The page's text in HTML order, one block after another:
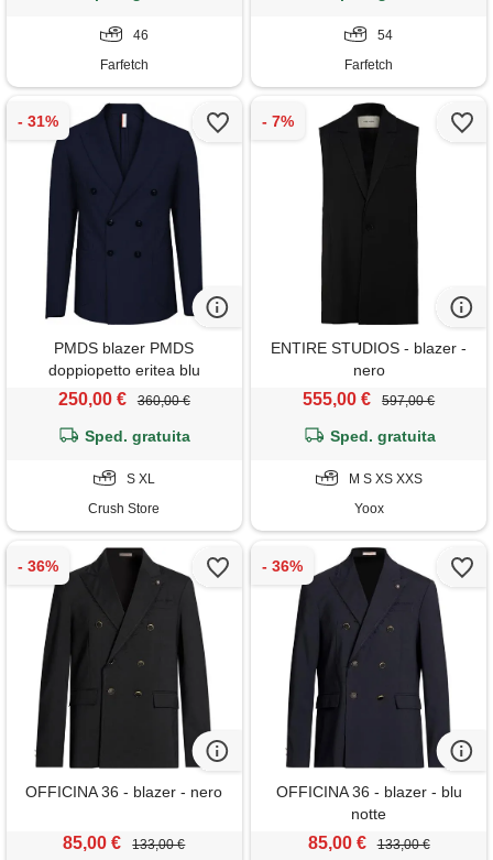
46
Farfetch
54
Farfetch
PMDS blazer PMDS
doppiopetto eritea blu
250,00 € 360,00 €
Sped. gratuita
S XL
Crush Store
ENTIRE STUDIOS - blazer -
nero
555,00 € 597,00 €
Sped. gratuita
M S XS XXS
Yoox
OFFICINA 36 - blazer - nero
85,00 € 133,00 €
OFFICINA 36 - blazer - blu
notte
85,00 € 133,00 €